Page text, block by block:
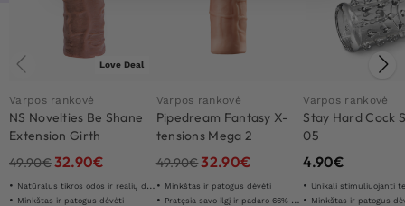
Love Deal
Varpos rankovė
NS Novelties Be Shane
Extension Girth
Enhancer
49.90€32.90€
Natūralus tikros odos ir realių detaliū jausmas
Minkštas ir patogus dėvėti
Varpos rankovė
Pipedream Fantasy X-
tensions Mega 2
Extension
49.90€32.90€
Minkštas ir patogus dėvėti
Pratęsia savo ilgį ir padaro 66% storesnį
Varpos rankovė
Stay Hard Cock
05
4.90€
Unikali stimuliuojanti
Minkštas ir patogus